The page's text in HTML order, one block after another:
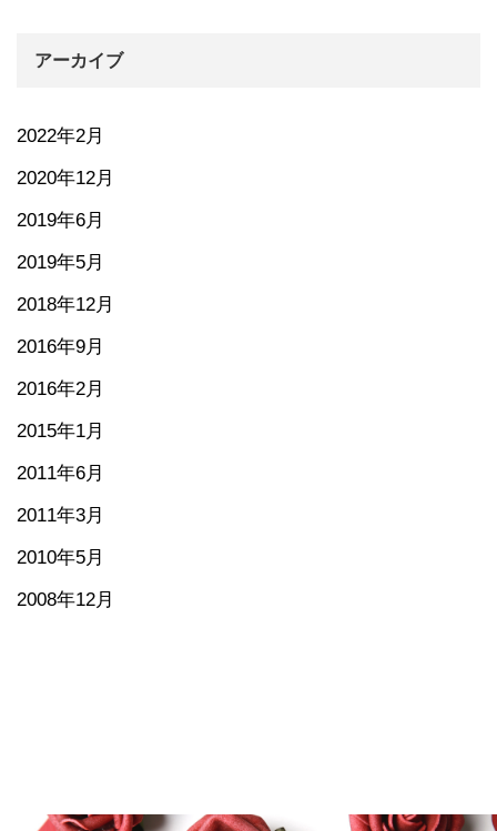
アーカイブ
2022年2月
2020年12月
2019年6月
2019年5月
2018年12月
2016年9月
2016年2月
2015年1月
2011年6月
2011年3月
2010年5月
2008年12月